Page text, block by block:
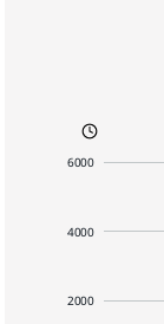
2000
4000
6000